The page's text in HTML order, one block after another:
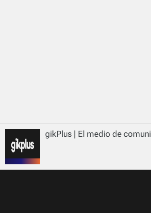
gikPlus | El medio de